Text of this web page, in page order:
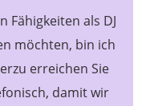
Fähigkeiten als DJ
möchten, bin ich
erreichen Sie
damit wir